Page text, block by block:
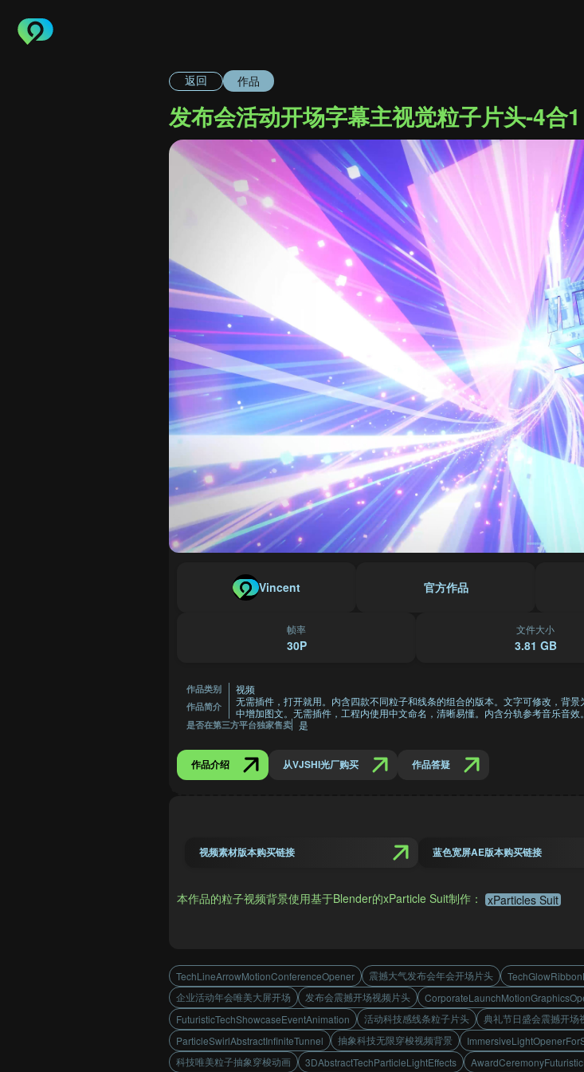
返回 作品
发布会活动开场字幕主视觉粒子片头-4合1
Vincent 官方作品
帧率
30P
文件大小
3.81 GB
作品类别 视频
作品简介
无需插件，打开就用。内含四款不同粒子和线条的组合的版本。文字可修改，背
中增加图文。无需插件，工程内使用中文命名，清晰易懂。内含分轨参考音乐音效。
是否在第三方平台独家售卖 是
作品介绍 从VJSHI光厂购买 作品答疑
视频素材版本购买链接 蓝色宽屏AE版本购买链接
本作品的粒子视频背景使用基于Blender的xParticle Suit制作： xParticles Suit
TechLineArrowMotionConferenceOpener 震撼大气发布会年会开场片头
企业活动年会唯美大屏开场
发布会震撼开场视频片头
FuturisticTechShowcaseEventAnimation
活动科技感线条粒子片头 典礼节日盛会震撼开场
ParticleSwirlAbstractInfiniteTunnel
抽象科技无限穿梭视频背景
科技唯美粒子抽象穿梭动画
3DAbstractTechParticleLightEffects